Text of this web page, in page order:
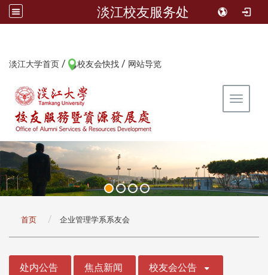
淡江校友服务处
淡江大学首页 / 校友会快找 / 网站导览
Toggle
首页 企业管理学系系友会
处内公告 焦点新闻 校友会公告